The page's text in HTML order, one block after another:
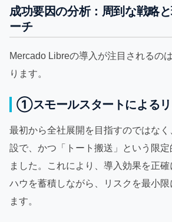
成功要因の分析：周到な戦略
ーチ
Mercado Libreの導入が注目されるの
ります。
①スモールスタートによる
最初から全社展開を目指すのではな
設で、かつ「トート搬送」という限
ました。これにより、導入効果を正
ハウを蓄積しながら、リスクを最小
ます。